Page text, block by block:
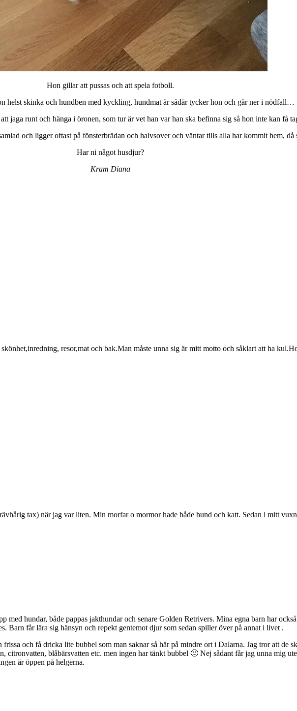
Hon gillar att pussas och att spela fotboll.
helst skinka och hundben med kyckling, hundmat är sådär tycker hon och går ner i nödfall…
jaga runt och hänga i öronen, som tur är vet han var han ska befinna sig så hon inte kan få
och ligger oftast på fönsterbrädan och halvsover och väntar tills alla har kommit hem, då
Har ni något husdjur?
Kram Diana
resor,mat och bak.Man måste unna sig är mitt motto och såklart att ha
tax) när jag var liten. Min morfar o mormor hade både hund och katt. Sedan i mitt
med hundar, både pappas jakthundar och senare Golden Retrivers. Mina egna barn har
Barn får lära sig hänsyn och repekt gentemot djur som sedan spiller över på annat i livet .
och få dricka lite bubbel som man saknar så här på mindre ort i Dalarna. Jag tror att de
citronvatten, blåbärsvatten etc. men ingen har tänkt bubbel 🙂 Nej sådant får jag unna mig
är öppen på helgerna.